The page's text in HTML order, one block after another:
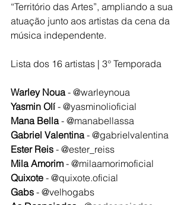
“Território das Artes”, ampliando a sua
atuação junto aos artistas da cena da
música independente.
Lista dos 16 artistas | 3° Temporada
Warley Noua - @warleynoua
Yasmin Olí - @yasminolioficial
Mana Bella - @manabellassa
Gabriel Valentina - @gabrielvalentina
Ester Reis - @ester_reiss
Mila Amorim - @milaamorimoficial
Quixote - @quixote.oficial
Gabs - @velhogabs